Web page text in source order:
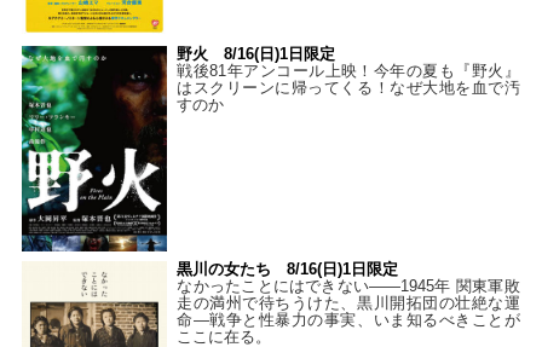
野火 8/16(日)1日限定
戦後81年アンコール上映！今年の夏も『野火』
はスクリーンに帰ってくる！なぜ大地を血で汚
すのか
黒川の女たち 8/16(日)1日限定
なかったことにはできない——1945年 関東軍敗
走の満州で待ちうけた、黒川開拓団の壮絶な運
命―戦争と性暴力の事実、いま知るべきことが
ここに在る。